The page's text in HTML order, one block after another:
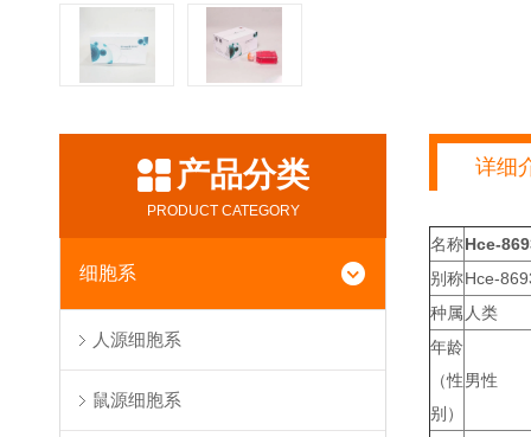
产品分类
PRODUCT CATEGORY
细胞系
人源细胞系
鼠源细胞系
详细
名称Hce-
别称Hce-
种属 人类
年龄
（性
别）
男性